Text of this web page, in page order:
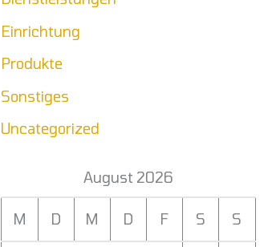
Einrichtung
Produkte
Sonstiges
Uncategorized
August 2026
M D M D F S S